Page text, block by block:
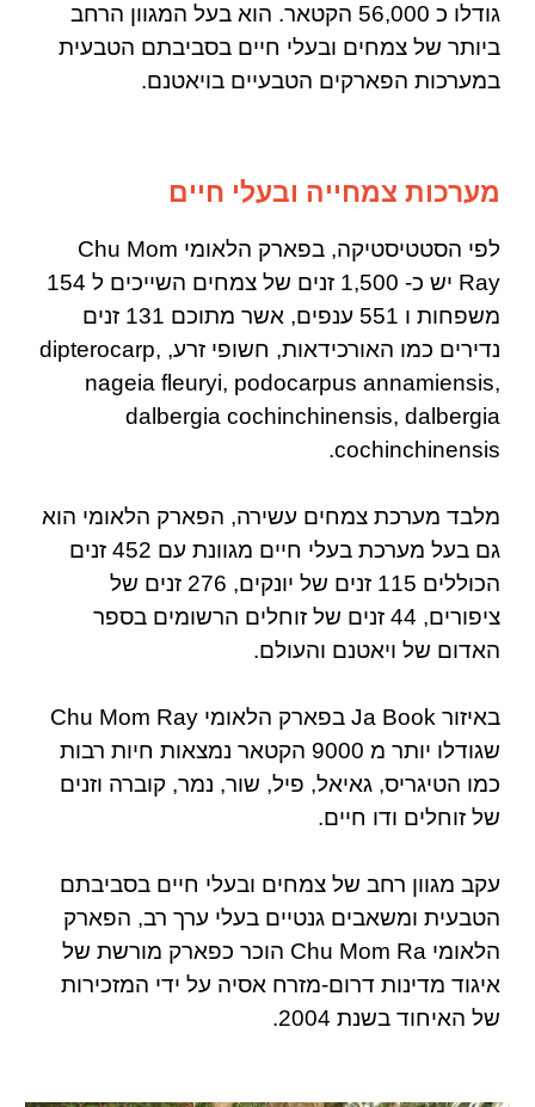
גודלו כ
56,000 הקטאר. הוא בעל המגוון הרחב
ביותר של צמחים ובעלי חיים בסביבתם הטבעית
במערכות הפארקים הטבעיים בויאטנם.
מערכות צמחייה ובעלי חיים
לפי הסטטיסטיקה, בפארק הלאומי Chu Mom
Ray יש כ- 1,500 זנים של צמחים השייכים ל 154
משפחות ו 551 ענפים, אשר מתוכם 131 זנים
נדירים כמו האורכידאות, חשופי זרע, dipterocarp,
nageia fleuryi, podocarpus annamiensis,
dalbergia cochinchinensis, dalbergia
cochinchinensis.
מלבד מערכת צמחים עשירה, הפארק הלאומי הוא
גם בעל מערכת בעלי חיים מגוונת עם 452 זנים
הכוללים 115 זנים של יונקים, 276 זנים של
ציפורים, 44 זנים של זוחלים הרשומים בספר
האדום של ויאטנם והעולם.
באיזור
שגודלו יותר מ 9000 הקטאר נמצאות חיות רבות
כמו הטיגריס, גאיאל, פיל, שור, נמר, קוברה וזנים
של זוחלים ודו חיים.
עקב מגוון רחב של צמחים ובעלי חיים בסביבתם
הטבעית ומשאבים גנטיים בעלי ערך רב, הפארק
הלאומי Chu Mom Ra הוכר כפארק מורשת של
איגוד מדינות דרום-מזרח אסיה על ידי המזכירות
של האיחוד בשנת 2004.